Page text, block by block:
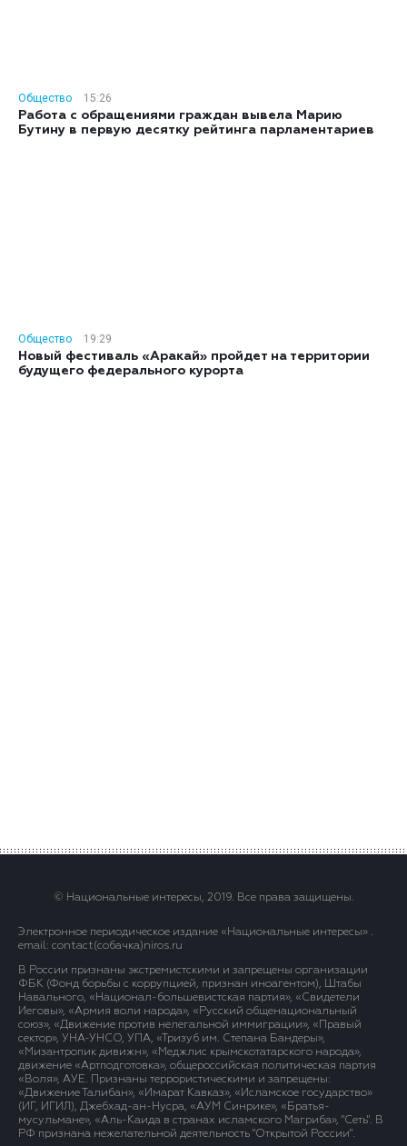
Общество
15:26
Работа с обращениями граждан вывела Марию
Бутину в первую десятку рейтинга парламентариев
Общество
19:29
Новый фестиваль «Аракай» пройдет на территории
будущего федерального курорта
© Национальные интересы, 2019. Все права защищены.
Электронное периодическое издание «Национальные интересы» .
email: contact(сoбaчка)niros.ru
В России признаны экстремистскими и запрещены организации
ФБК (Фонд борьбы с коррупцией, признан иноагентом), Штабы
Навального, «Национал-большевистская партия», «Свидетели
Иеговы», «Армия воли народа», «Русский общенациональный
союз», «Движение против нелегальной иммиграции», «Правый
сектор», УНА-УНСО, УПА, «Тризуб им. Степана Бандеры»,
«Мизантропик дивижн», «Меджлис крымскотатарского народа»,
движение «Артподготовка», общероссийская политическая партия
«Воля», АУЕ. Признаны террористическими и запрещены:
«Движение Талибан», «Имарат Кавказ», «Исламское государство»
(ИГ, ИГИЛ), Джебхад-ан-Нусра, «АУМ Синрике», «Братья-
мусульмане», «Аль-Каида в странах исламского Магриба», "Сеть". В
РФ признана нежелательной деятельность "Открытой России".